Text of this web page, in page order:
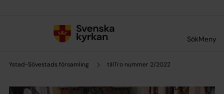
SökMeny
Ystad-Sövestads församling tillTro nummer 2/2022